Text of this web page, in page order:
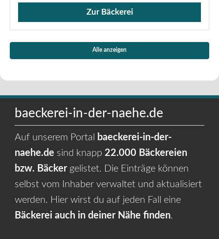
Verkauf von Brötchen,
Zur Bäckerei
Alle anzeigen
baeckerei-in-der-naehe.de
Auf unserem Portal
baeckerei-in-der-
naehe.de sind knapp 22.000 Bäckereien
bzw. Bäckergelistet. Die Einträge können
selbst vom Inhaber verwaltet und aktualisiert
werden. Hier wirst du auf jeden Fall eine
Bäckerei auch in deiner Nähe finden.